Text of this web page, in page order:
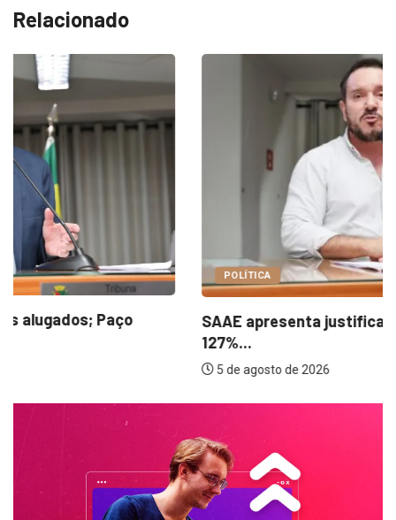
Relacionado
POLÍTICA
SAAE apresenta justificativas para aumento de